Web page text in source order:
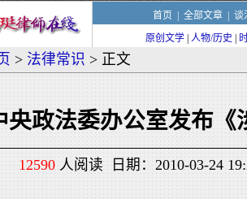
首页 全部文章| 谈
原创文学 人物/历史
> 法律常识 > 正文
央政法委办公室发布《
12590 人阅读 日期：2010-03-24